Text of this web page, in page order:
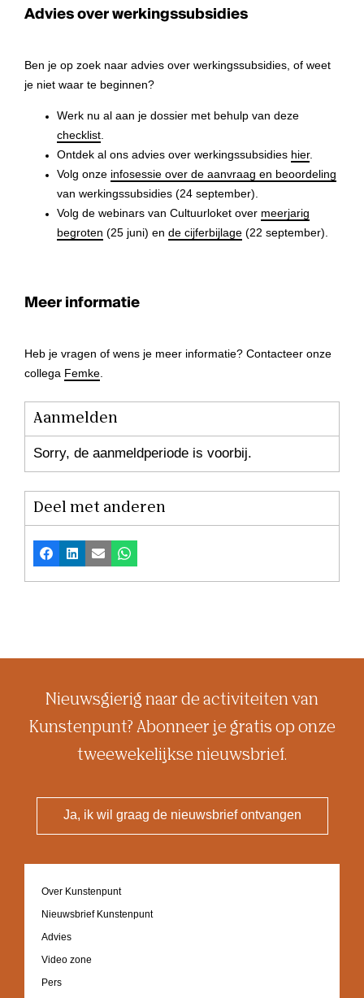
Advies over werkingssubsidies
Ben je op zoek naar advies over werkingssubsidies, of weet
je niet waar te beginnen?
Werk nu al aan je dossier met behulp van deze
checklist.
Ontdek al ons advies over werkingssubsidies hier.
Volg onze infosessie over de aanvraag en beoordeling
van werkingssubsidies (24 september).
Volg de webinars van Cultuurloket over meerjarig
begroten (25 juni) en de cijferbijlage (22 september).
Meer informatie
Heb je vragen of wens je meer informatie? Contacteer onze
collega Femke.
Aanmelden
Sorry, de aanmeldperiode is voorbij.
Deel met anderen
Facebook
LinkedInE-mailWhatsapp
Nieuwsgierig naar de activiteiten van
Kunstenpunt? Abonneer je gratis op onze
tweewekelijkse nieuwsbrief.
Ja, ik wil graag de nieuwsbrief ontvangen
Footer
navigation
Over Kunstenpunt
Nieuwsbrief Kunstenpunt
Advies
Video zone
Pers